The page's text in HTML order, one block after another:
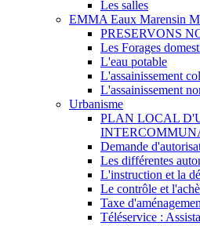
Les salles
EMMA Eaux Marensin
PRESERVONS
Les Forages
L'eau potable
L'assainissement
L'assainissement
Urbanisme
PLAN LOCAL
Demande
Les différentes
L'instruction et la
Le contrôle et
Taxe
Téléservice :